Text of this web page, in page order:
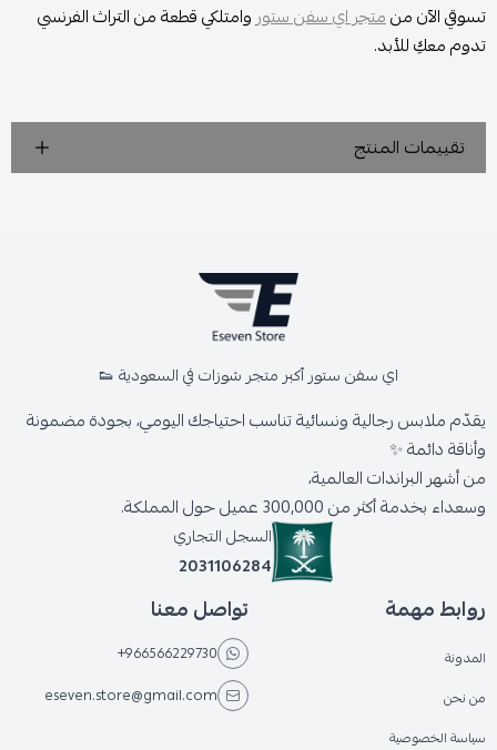
تسوقي الآن منمتجر اي سفن ستوروامتلكي قطعة من التراث الفرنسي
تدوم معكِ للأبد.
تقييمات المنتج
اي سفن ستور أكبر متجر شوزات في السعودية 👟
يقدّم ملابس رجالية ونسائية تناسب احتياجك اليومي، بجودة مضمونة
وأناقة دائمة ✨
من أشهر البراندات العالمية،
وسعداء بخدمة أكثر من 300,000 عميل حول المملكة.
السجل التجاري
2031106284
روابط مهمة
المدونة
من نحن
سياسة الخصوصية
تواصل معنا
+966566229730
eseven.store@gmail.com